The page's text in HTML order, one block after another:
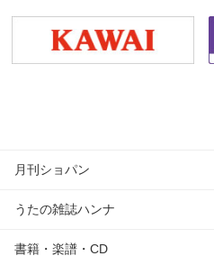
月刊ショパン
うたの雑誌ハンナ
書籍・楽譜・CD